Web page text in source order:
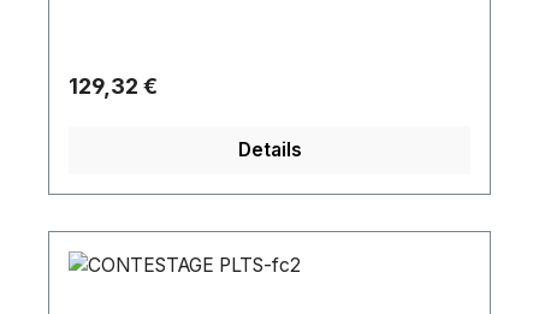
Regulärer Preis:
129,32 €
Details